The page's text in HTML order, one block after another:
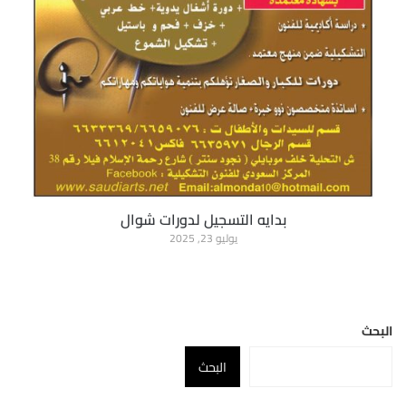
بدايه التسجيل لدورات شوال
يوليو 23, 2025
البحث
البحث